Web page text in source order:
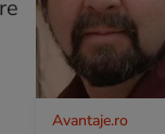
Avantaje.ro